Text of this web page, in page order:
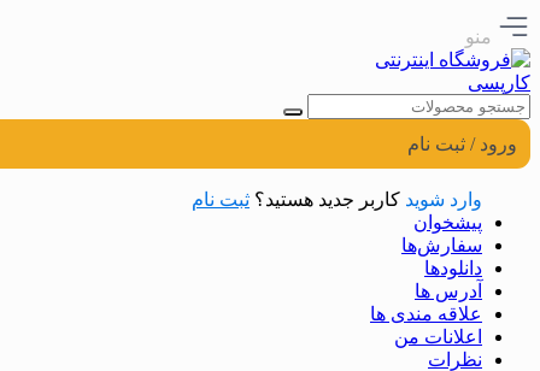
منو
ورود / ثبت نام
وارد شوید کاربر جدید هستید؟ ثبت نام
پیشخوان
سفارش‌ها
دانلودها
آدرس ها
علاقه مندی ها
اعلانات من
نظرات